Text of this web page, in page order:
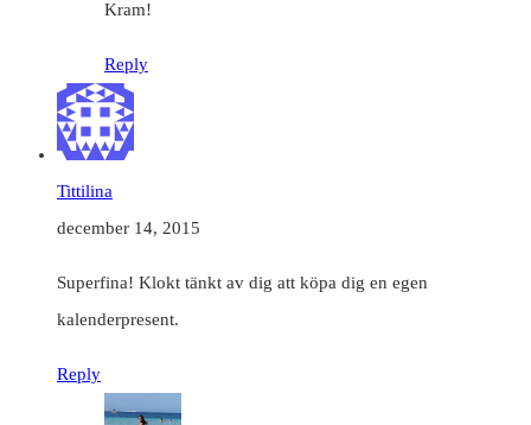
Kram!
Reply
Tittilina
december 14, 2015
Superfina! Klokt tänkt av dig att köpa dig en egen
kalenderpresent.
Reply